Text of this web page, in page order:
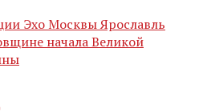
Эхо Москвы Ярославль
начала Великой